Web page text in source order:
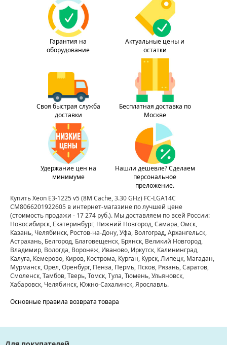
Гарантия на
оборудование
Актуальные цены и
остатки
Своя быстрая служба
доставки
Бесплатная доставка по
Москве
Удержание цен на
минимуме
Нашли дешевле? Сделаем
персональное
преложение.
Купить Xeon E3-1225 v5 (8M Cache, 3.30 GHz) FC-LGA14C
CM8066201922605 в интернет-магазине по лучшей цене
(стоимость продажи - 17 274 руб.). Мы доставляем по всей России:
Новосибирск, Екатеринбург, Нижний Новгород, Самара, Омск,
Казань, Челябинск, Ростов-на-Дону, Уфа, Волгоград, Архангельск,
Астрахань, Белгород, Благовещенск, Брянск, Великий Новгород,
Владимир, Вологда, Воронеж, Иваново, Иркутск, Калининград,
Калуга, Кемерово, Киров, Кострома, Курган, Курск, Липецк, Магадан,
Мурманск, Орел, Оренбург, Пенза, Пермь, Псков, Рязань, Саратов,
Смоленск, Тамбов, Тверь, Томск, Тула, Тюмень, Ульяновск,
Хабаровск, Челябинск, Южно-Сахалинск, Ярославль.
Основные правила возврата товара